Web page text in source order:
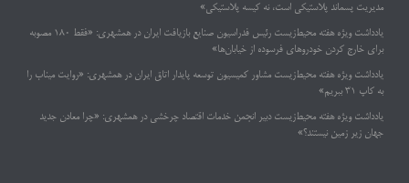
مدیریت پسماند پلاستیکی است، نه کیسه پلاستیکی»
یادداشت ویژه هفته محیط‌زیست رئیس فدراسیون صنایع بازیافت ایران در همشهری: «فقط ۱۸۰ مصوبه
برای خارج کردن خودروهای فرسوده از خیابان‌ها»
یادداشت ویژه هفته محیط‌زیست مشاور کمیسیون توسعه پایدار اتاق ایران در همشهری: «روایت میناب را
به کاپ ۳۱ ببریم»
یادداشت ویژه هفته محیط‌زیست دبیر انجمن خدمات اقتصاد چرخشی در همشهری: «چرا معادن جدید
جهان زیر زمین نیستند؟»